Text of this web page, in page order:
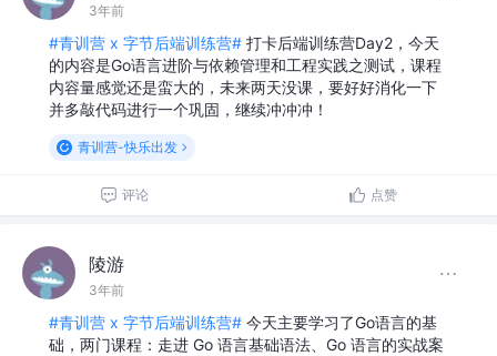
3年前
#青训营 x 字节后端训练营# 打卡后端训练营Day2，今天
的内容是Go语言进阶与依赖管理和工程实践之测试，课程
内容量感觉还是蛮大的，未来两天没课，要好好消化一下
并多敲代码进行一个巩固，继续冲冲冲！
青训营-快乐出发
评论 点赞
陵游
3年前
#青训营 x 字节后端训练营# 今天主要学习了Go语言的基
础，两门课程：走进 Go 语言基础语法、Go 语言的实战案